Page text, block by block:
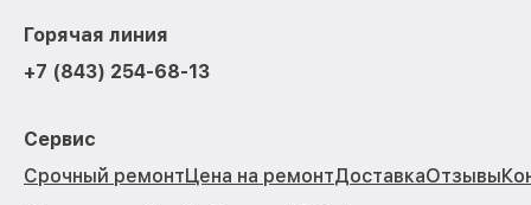
Горячая линия
+7 (843) 254-68-13
Сервис
Срочный ремонтЦена на ремонтДоставкаОтзывы